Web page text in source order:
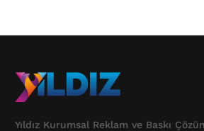
Yıldız Kurumsal Reklam ve Baskı